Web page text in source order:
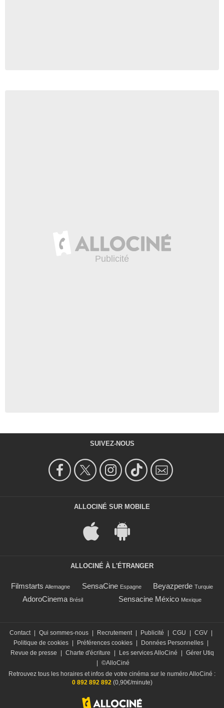
SUIVEZ-NOUS
ALLOCINÉ SUR MOBILE
ALLOCINÉ À L'ÉTRANGER
Filmstarts Allemagne SensaCine Espagne Beyazperde Turquie
AdoroCinema Brésil Sensacine México Mexique
Contact Qui sommes-nous Recrutement Publicité CGU CGV
Politique de cookies
Préférences cookies Données Personnelles
Revue de presse
Charte d'écriture Les services AlloCiné
Gérer Utiq
©AlloCiné
Retrouvez tous les horaires et infos de votre cinéma sur le numéro AlloCiné :
0 892 892 892(0,90€/minute)